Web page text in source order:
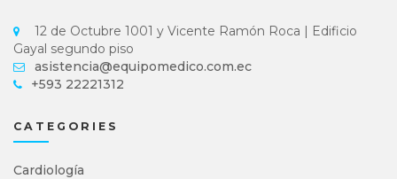
12 de Octubre 1001 y Vicente Ramón Roca | Edificio
Gayal segundo piso
asistencia@equipomedico.com.ec
+593 22221312
CATEGORIES
Cardiología